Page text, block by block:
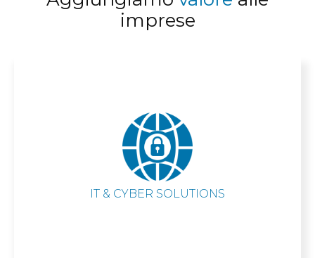
imprese
IT & CYBER SOLUTIONS